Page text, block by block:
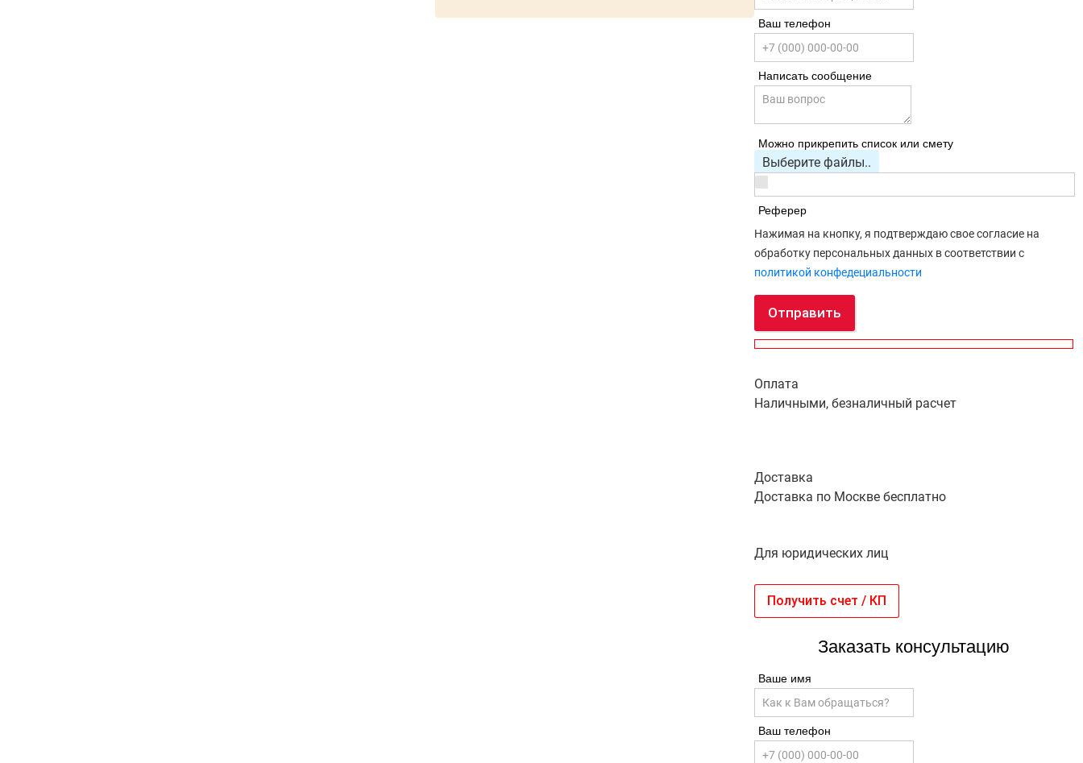
Ваш телефон
Написать сообщение
Можно прикрепить список или смету
Выберите файлы..
Реферер
Нажимая на кнопку, я подтверждаю свое согласие на
обработку персональных данных в соответствии с
политикой конфедециальности
Отправить
Оплата
Наличными, безналичный расчет
Доставка
Доставка по Москве бесплатно
Для юридических лиц
Получить счет / КП
Заказать консультацию
Ваше имя
Ваш телефон